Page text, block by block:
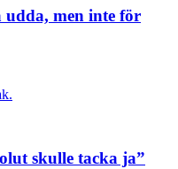
udda, men inte för
skulle tacka ja”